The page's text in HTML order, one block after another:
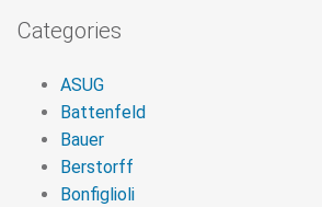
Categories
ASUG
Battenfeld
Bauer
Berstorff
Bonfiglioli